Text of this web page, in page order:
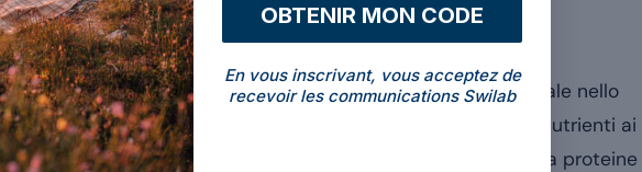
leucina, isoleucina, valina, attivano la via mTOR, centrale nello
rapida della whey fornisce una fonte quasi immediata di nutrienti ai
sua risposta anabolica superiore a breve termine rispetto a proteine
OBTENIR MON CODE
En vous inscrivant, vous acceptez de
recevoir les communications Swilab